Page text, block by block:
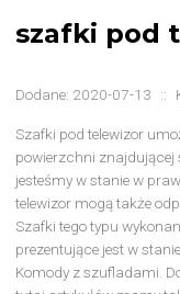
szafki pod
Dodane: 2020-07-13 ::
Szafki pod telewizor
powierzchni znajdującej
jesteśmy w stanie w
telewizor mogą także
Szafki tego typu
prezentujące jest w
Komody z szufladami.